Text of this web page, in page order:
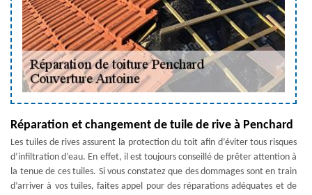
Réparation et changement de tuile de rive à Penchard
Les tuiles de rives assurent la protection du toit afin d’éviter tous risques
d’infiltration d’eau. En effet, il est toujours conseillé de prêter attention à
la tenue de ces tuiles. Si vous constatez que des dommages sont en train
d’arriver à vos tuiles, faites appel pour des réparations adéquates et de